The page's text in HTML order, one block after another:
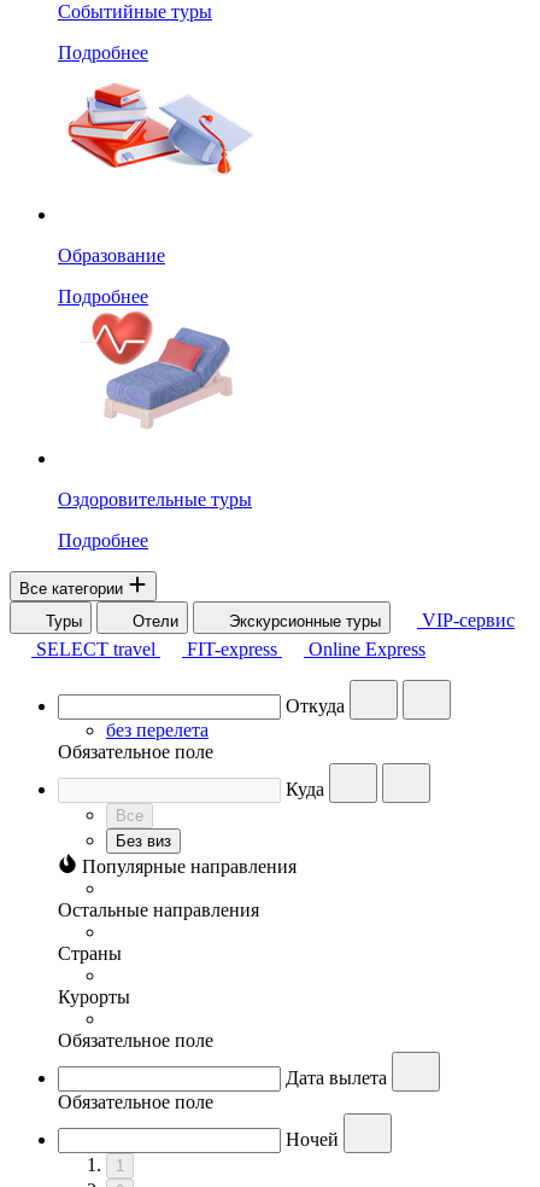
Событийные туры
Подробнее
Образование
Подробнее
Оздоровительные туры
Подробнее
Все категории
Туры
Отели Экскурсионные туры
VIP-сервис
SELECT travel
FIT-express Online Express
Откуда
без перелета
Обязательное поле
Куда
Все
Без виз
Популярные направления
Остальные направления
Страны
Курорты
Обязательное поле
Дата вылета
Обязательное поле
Ночей
1